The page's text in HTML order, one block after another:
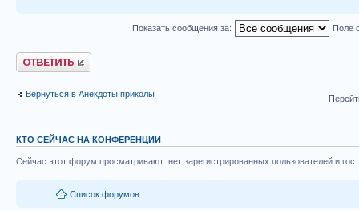
Показать сообщения за: Поле
Ответить
Вернуться в Анекдоты приколы
КТО СЕЙЧАС НА КОНФЕРЕНЦИИ
Сейчас этот форум просматривают: нет зарегистрированных пользователей и
Список форумов